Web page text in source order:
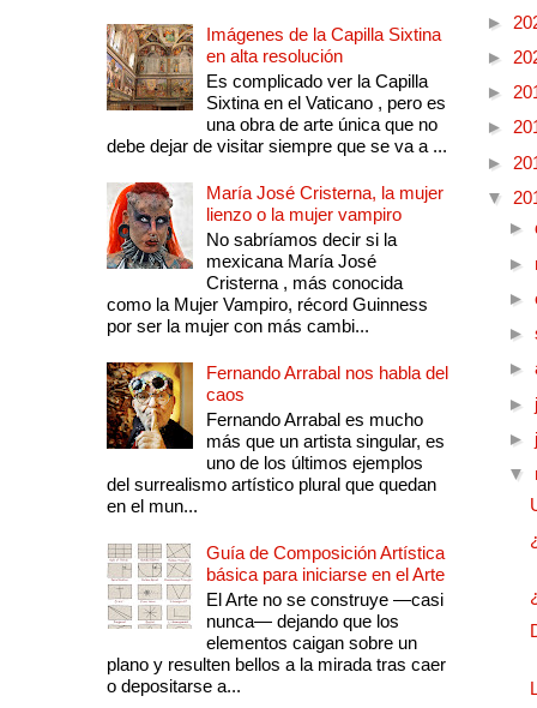
Imágenes de la Capilla Sixtina
en alta resolución
Es complicado ver la Capilla
Sixtina en el Vaticano , pero es
una obra de arte única que no
debe dejar de visitar siempre que se va a ...
María José Cristerna, la mujer
lienzo o la mujer vampiro
No sabríamos decir si la
mexicana María José
Cristerna , más conocida
como la Mujer Vampiro, récord Guinness
por ser la mujer con más cambi...
Fernando Arrabal nos habla del
caos
Fernando Arrabal es mucho
más que un artista singular, es
uno de los últimos ejemplos
del surrealismo artístico plural que quedan
en el mun...
Guía de Composición Artística
básica para iniciarse en el Arte
El Arte no se construye —casi
nunca— dejando que los
elementos caigan sobre un
plano y resulten bellos a la mirada tras caer
o depositarse a...
►
►
►
►
►
▼
►
►
►
►
►
►
►
▼